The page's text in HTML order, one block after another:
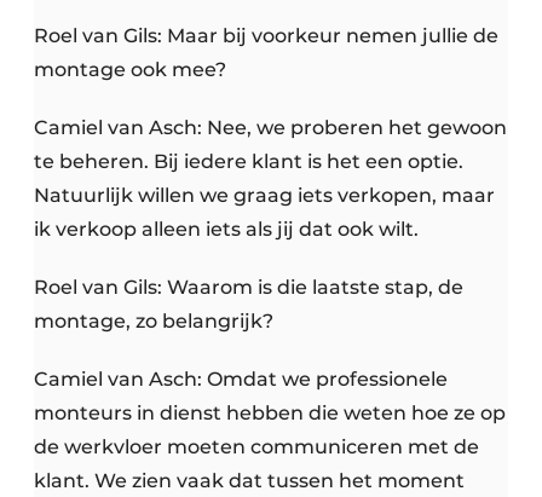
Roel van Gils: Maar bij voorkeur nemen jullie de
montage ook mee?
Camiel van Asch: Nee, we proberen het gewoon
te beheren. Bij iedere klant is het een optie.
Natuurlijk willen we graag iets verkopen, maar
ik verkoop alleen iets als jij dat ook wilt.
Roel van Gils: Waarom is die laatste stap, de
montage, zo belangrijk?
Camiel van Asch: Omdat we professionele
monteurs in dienst hebben die weten hoe ze op
de werkvloer moeten communiceren met de
klant. We zien vaak dat tussen het moment